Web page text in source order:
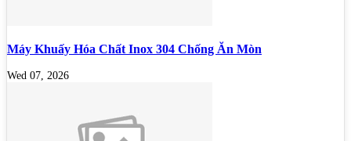
Máy Khuấy Hóa Chất Inox 304 Chống Ăn Mòn
Wed 07, 2026